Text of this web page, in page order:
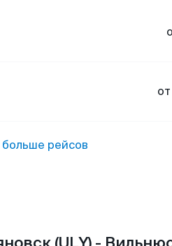
от
рейсов